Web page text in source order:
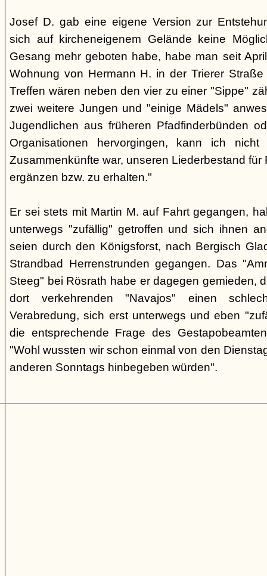
Josef D. gab eine eigene Version zur
sich auf kircheneigenem Gelände keine
Gesang mehr geboten habe, habe man seit
Wohnung von Hermann H. in der Trierer
Treffen wären neben den vier zu einer "Sippe"
zwei weitere Jungen und "einige Mädels"
Jugendlichen aus früheren Pfadfinderbünden
Organisationen hervorgingen, kann ich
Zusammenkünfte war, unseren Liederbestand
ergänzen bzw. zu erhalten."
Er sei stets mit Martin M. auf Fahrt gegangen,
unterwegs "zufällig" getroffen und sich ihnen
seien durch den Königsforst, nach Bergisch
Strandbad Herrenstrunden gegangen. Das
Steeg" bei Rösrath habe er dagegen gemieden,
dort verkehrenden "Navajos" einen
Verabredung, sich erst unterwegs und eben
die entsprechende Frage des
"Wohl wussten wir schon einmal von den
anderen Sonntags hinbegeben würden".